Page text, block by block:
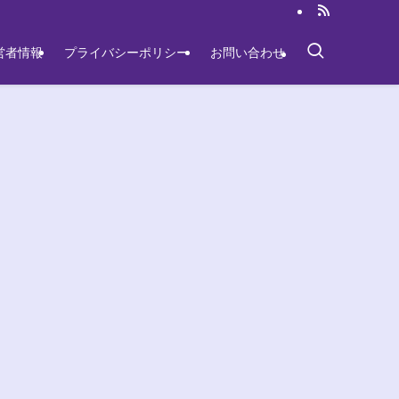
者情報 プライバシーポリシー お問い合わせ